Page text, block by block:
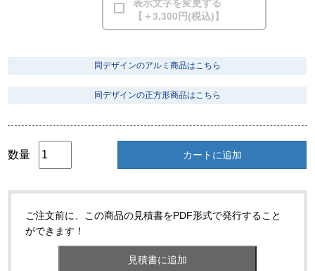
表示文字を変更する
【＋3,300円(税込)】
同デザインのアルミ商品はこちら
同デザインの正方形商品はこちら
数量 カートに追加
ご注文前に、この商品の見積書をPDF形式で発行すること
ができます！